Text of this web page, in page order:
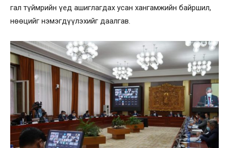
гал түймрийн үед ашиглагдах усан хангамжийн байршил,
нөөцийг нэмэгдүүлэхийг даалгав.